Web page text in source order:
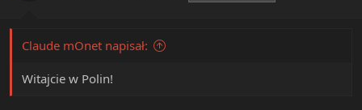
Claude mOnet napisał:
Witajcie w Polin!